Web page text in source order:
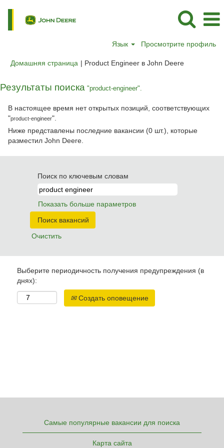
Язык Просмотрите профиль
Домашняя страница | Product Engineer в John Deere(текущая
Результаты поиска "product-engineer".
В настоящее время нет открытых позиций, соответствующих
"product-engineer".
Ниже представлены последние вакансии (0 шт.), которые
разместил John Deere.
Поиск по ключевым словам
Показать больше параметров
Очистить
Выберите периодичность получения предупреждения (в
днях):
Создать оповещение
Самые популярные вакансии для поиска
Карта сайта